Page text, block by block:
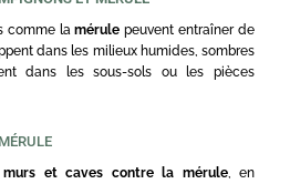
comme lamérule peuvent entraîner de
dans les milieux humides, sombres
dans les sous-sols ou les pièces
murs et caves contre la mérule, en